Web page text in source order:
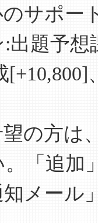
サポー
題予想
の方は
「追加
メール